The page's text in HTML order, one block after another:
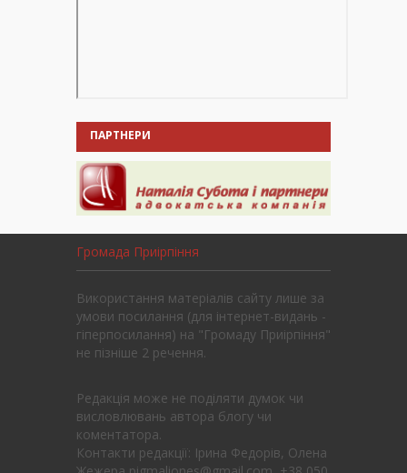
ПАРТНЕРИ
Громада Приірпіння
Використання матеріалів сайту лише за
умови посилання (для інтернет-видань -
гіперпосилання) на "Громаду Приірпіння"
не пізніше 2 речення.
Редакція може не поділяти думок чи
висловлювань автора блогу чи
коментатора.
Контакти редакції: Ірина Федорів, Олена